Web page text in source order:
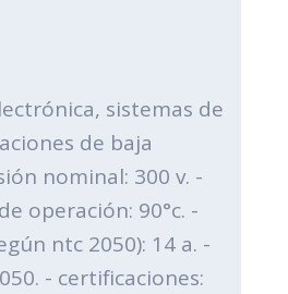
sistemas de
de baja
nominal: 300 v. -
operación: 90°c. -
ntc 2050): 14 a. -
- certificaciones: